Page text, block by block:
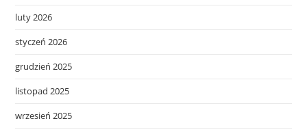
luty 2026
styczeń 2026
grudzień 2025
listopad 2025
wrzesień 2025